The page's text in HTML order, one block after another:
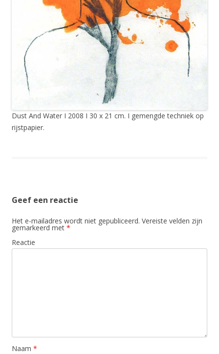
Dust And Water I 2008 I 30 x 21 cm. I gemengde techniek op
rijstpapier.
Geef een reactie
Het e-mailadres wordt niet gepubliceerd. Vereiste velden zijn
gemarkeerd met *
Reactie
Naam *